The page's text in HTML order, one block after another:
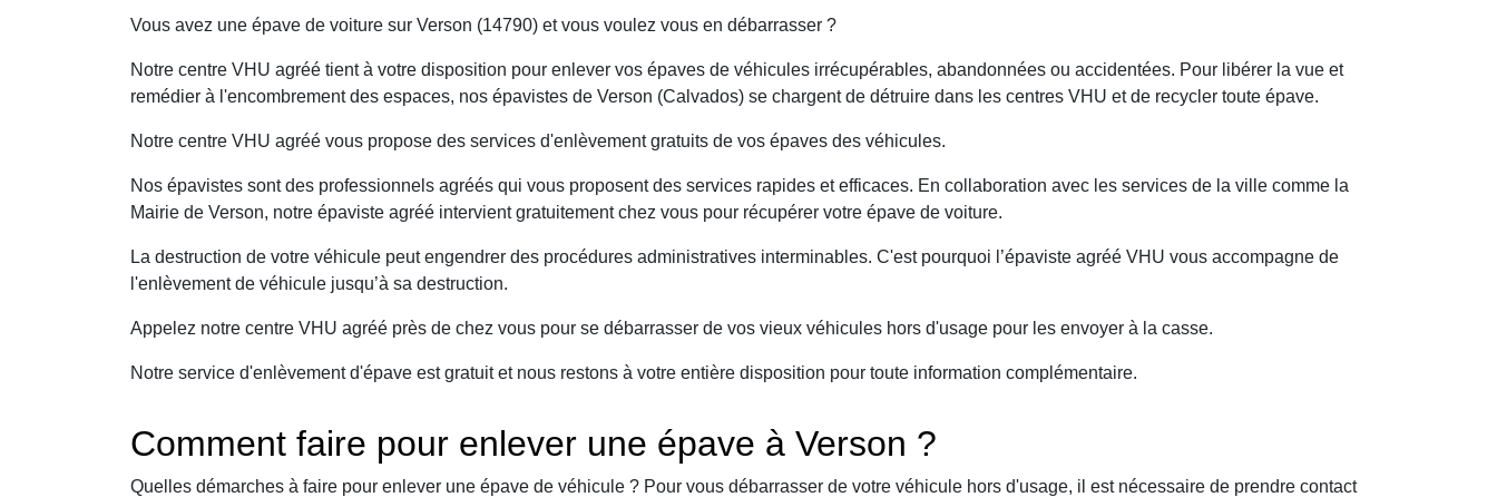
Vous avez une épave de voiture sur Verson (14790) et vous voulez vous en débarrasser ?
Notre centre VHU agréé tient à votre disposition pour enlever vos épaves de véhicules irrécupérables, abandonnées ou accidentées. Pour libérer la vue et
remédier à l'encombrement des espaces, nos épavistes de Verson (Calvados) se chargent de détruire dans les centres VHU et de recycler toute épave.
Notre centre VHU agréé vous propose des services d'enlèvement gratuits de vos épaves des véhicules.
Nos épavistes sont des professionnels agréés qui vous proposent des services rapides et efficaces. En collaboration avec les services de la ville comme la
Mairie de Verson, notre épaviste agréé intervient gratuitement chez vous pour récupérer votre épave de voiture.
La destruction de votre véhicule peut engendrer des procédures administratives interminables. C'est pourquoi l’épaviste agréé VHU vous accompagne de
l'enlèvement de véhicule jusqu’à sa destruction.
Appelez notre centre VHU agréé près de chez vous pour se débarrasser de vos vieux véhicules hors d'usage pour les envoyer à la casse.
Notre service d'enlèvement d'épave est gratuit et nous restons à votre entière disposition pour toute information complémentaire.
Comment faire pour enlever une épave à Verson ?
Quelles démarches à faire pour enlever une épave de véhicule ? Pour vous débarrasser de votre véhicule hors d'usage, il est nécessaire de prendre contact